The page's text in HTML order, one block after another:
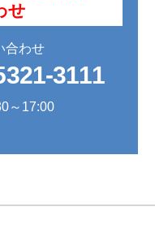
せ
合わせ
3111
～17:00